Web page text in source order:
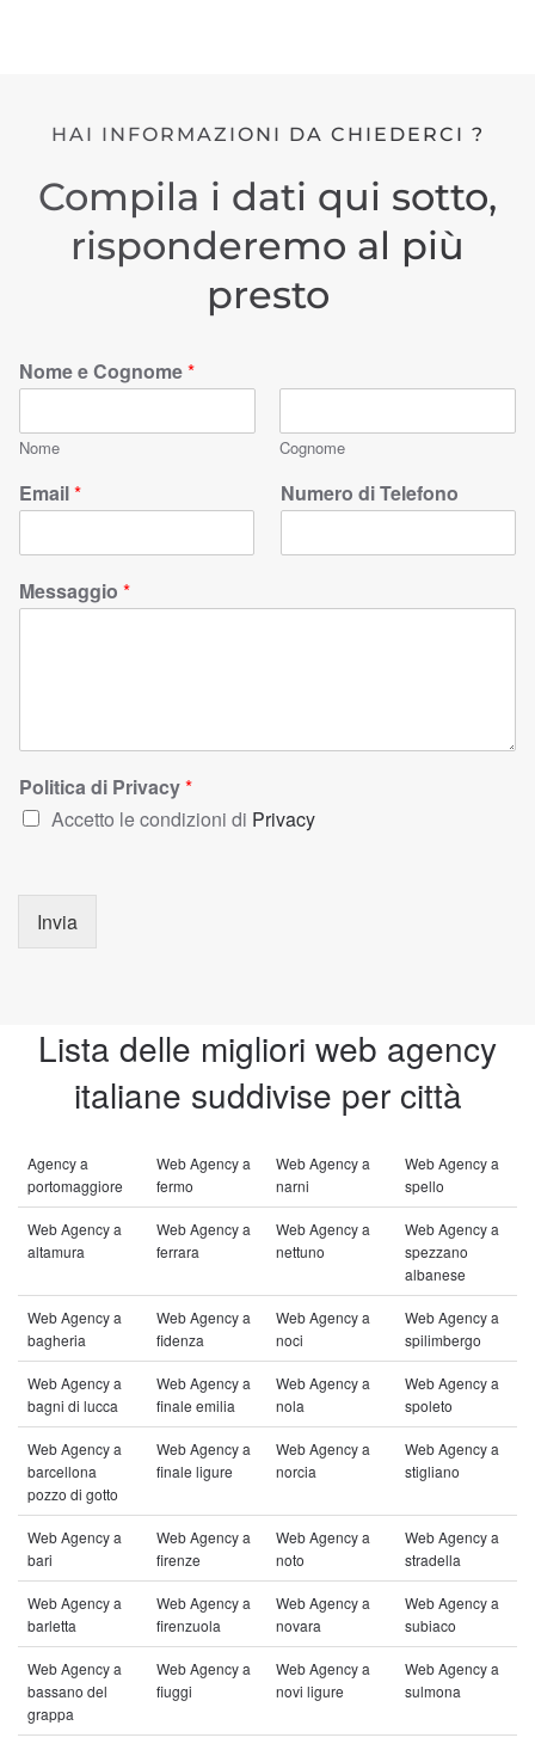
HAI INFORMAZIONI DA CHIEDERCI ?
Compila i dati qui sotto,
risponderemo al più
presto
Nome e Cognome*
Nome Cognome
Email* Numero di Telefono
Messaggio *
Politica di Privacy*
Accetto le condizioni di Privacy
Invia
Lista delle migliori web agency
italiane suddivise per città
Agency a
portomaggiore
Web Agency a
fermo
Web Agency a
narni
Web Agency a
spello
Web Agency a
altamura
Web Agency a
ferrara
Web Agency a
nettuno
Web Agency a
spezzano
albanese
Web Agency a
bagheria
Web Agency a
fidenza
Web Agency a
noci
Web Agency a
spilimbergo
Web Agency a
bagni di lucca
Web Agency a
finale emilia
Web Agency a
nola
Web Agency a
spoleto
Web Agency a
barcellona
pozzo di gotto
Web Agency a
finale ligure
Web Agency a
norcia
Web Agency a
stigliano
Web Agency a
bari
Web Agency a
firenze
Web Agency a
noto
Web Agency a
stradella
Web Agency a
barletta
Web Agency a
firenzuola
Web Agency a
novara
Web Agency a
subiaco
Web Agency a
bassano del
grappa
Web Agency a
fiuggi
Web Agency a
novi ligure
Web Agency a
sulmona